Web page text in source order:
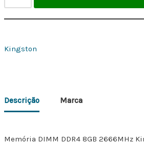
Kingston
Descrição Marca
Memória DIMM DDR4 8GB 2666MHz